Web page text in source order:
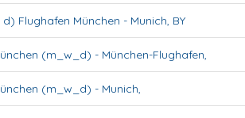
Flughafen München - Munich, BY
(m_w_d) - München-Flughafen,
(m_w_d) - Munich,